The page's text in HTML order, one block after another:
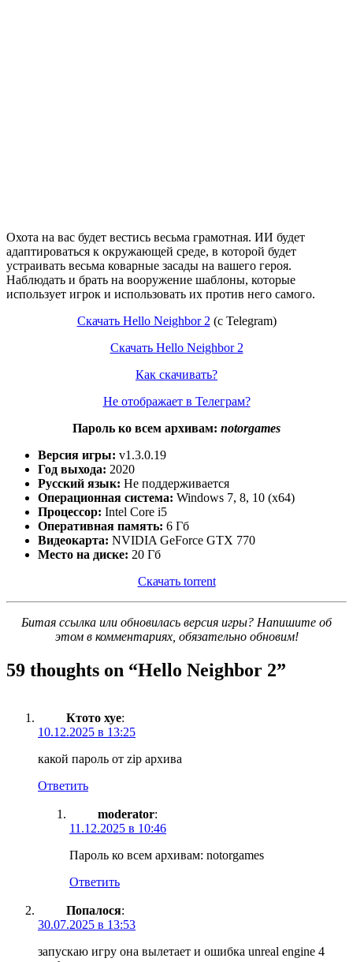
Охота на вас будет вестись весьма грамотная. ИИ будет
адаптироваться к окружающей среде, в которой будет
устраивать весьма коварные засады на вашего героя.
Наблюдать и брать на вооружение шаблоны, которые
использует игрок и использовать их против него самого.
Скачать Hello Neighbor 2 (c Telegram)
Скачать Hello Neighbor 2
Как скачивать?
Не отображает в Телеграм?
Пароль ко всем архивам: notorgames
Версия игры: v1.3.0.19
Год выхода: 2020
Русский язык: Не поддерживается
Операционная система: Windows 7, 8, 10 (x64)
Процессор: Intel Core i5
Оперативная память: 6 Гб
Видеокарта: NVIDIA GeForce GTX 770
Место на диске: 20 Гб
Скачать torrent
Битая ссылка или обновилась версия игры? Напишите об
этом в комментариях, обязательно обновим!
59 thoughts on “Hello Neighbor 2”
Ктото хуе:
10.12.2025 в 13:25
какой пароль от zip архива
Ответить
moderator:
11.12.2025 в 10:46
Пароль ко всем архивам: notorgames
Ответить
Попалося:
30.07.2025 в 13:53
запускаю игру она вылетает и ошибка unreal engine 4